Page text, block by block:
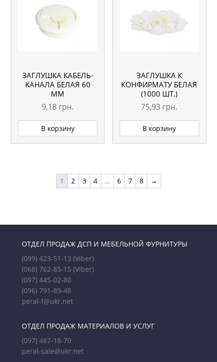
ЗАГЛУШКА КАБЕЛЬ-
КАНАЛА БЕЛАЯ 60
ММ
9,18 грн.
В корзину
ЗАГЛУШКА К
КОНФИРМАТУ БЕЛАЯ
(1000 ШТ.)
75,93 грн.
В корзину
1 2 3 4 … 6 7 8 →
ОТДЕЛ ПРОДАЖ ДСП И МЕБЕЛЬНОЙ ФУРНИТУРЫ
(099) 423-51-13 (Viber)
(068) 762-85-15 (Viber)
(097) 445-02-80
(096) 791-89-48
peral-f@ukr.net
ОТДЕЛ ПРОДАЖ МАТЕРИАЛОВ И УСЛУГ
(097) 487-18-70
peral-sale@ukr.net